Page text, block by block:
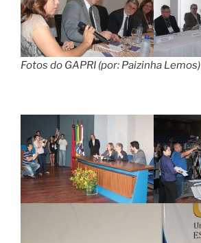
Fotos do GAPRI (por: Paizinha Lemos)